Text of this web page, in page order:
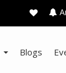
Blogs